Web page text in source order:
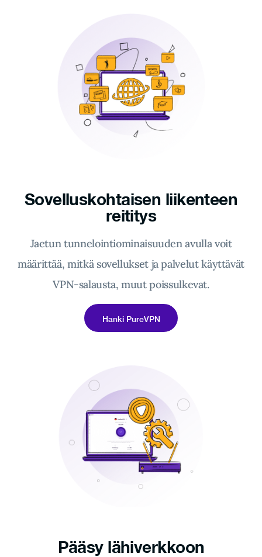
Sovelluskohtaisen liikenteen
reititys
Jaetun tunnelointiominaisuuden avulla voit
määrittää, mitkä sovellukset ja palvelut käyttävät
VPN-salausta, muut poissulkevat.
Hanki PureVPN
Pääsy lähiverkkoon